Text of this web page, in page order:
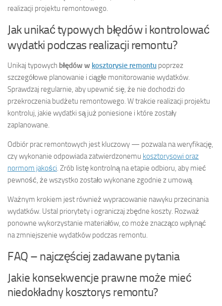
realizacji projektu remontowego.
Jak unikać typowych błędów i kontrolować
wydatki podczas realizacji remontu?
Unikaj typowych błędów w kosztorysie remontu poprzez
szczegółowe planowanie i ciągłe monitorowanie wydatków.
Sprawdzaj regularnie, aby upewnić się, że nie dochodzi do
przekroczenia budżetu remontowego. W trakcie realizacji projektu
kontroluj, jakie wydatki są już poniesione i które zostały
zaplanowane.
Odbiór prac remontowych jest kluczowy — pozwala na weryfikację,
czy wykonanie odpowiada zatwierdzonemu kosztorysowi oraz
normom jakości . Zrób listę kontrolną na etapie odbioru, aby mieć
pewność, że wszystko zostało wykonane zgodnie z umową.
Ważnym krokiem jest również wypracowanie nawyku przecinania
wydatków. Ustal priorytety i ograniczaj zbędne koszty. Rozważ
ponowne wykorzystanie materiałów, co może znacząco wpłynąć
na zmniejszenie wydatków podczas remontu.
FAQ – najczęściej zadawane pytania
Jakie konsekwencje prawne może mieć
niedokładny kosztorys remontu?